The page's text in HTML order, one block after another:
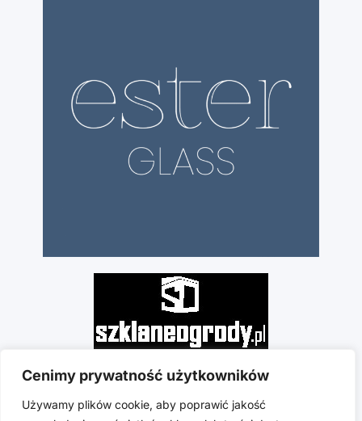
Cenimy prywatność użytkowników
Używamy plików cookie, aby poprawić jakość